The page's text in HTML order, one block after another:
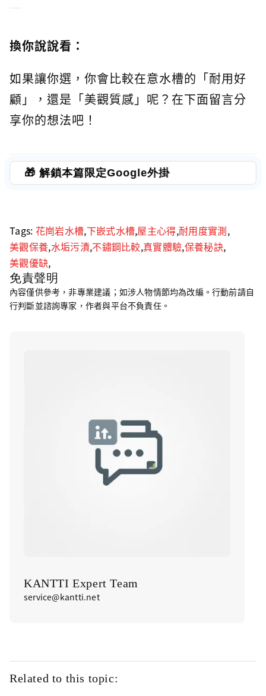
換你說說看：
如果讓你選，你會比較在意水槽的「耐用好
顧」，還是「美觀質感」呢？在下面留言分
享你的想法吧！
🎁 解鎖本篇限定Google外掛
Tags: 花崗岩水槽,下嵌式水槽,屋主心得,耐用度實測,
美觀保養,水垢污漬,不鏽鋼比較,真實體驗,保養秘訣,
美觀優缺,
免責聲明
內容僅供參考，非專業建議；如涉人物情節均為改編。行動前請自
行判斷並諮詢專家，作者與平台不負責任。
KANTTI Expert Team
service@kantti.net
Related to this topic: